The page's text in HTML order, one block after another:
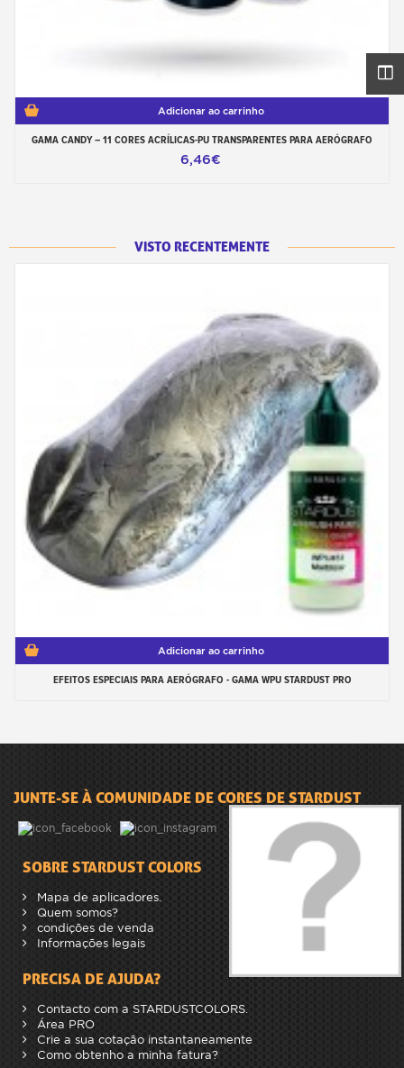
Adicionar ao carrinho
GAMA CANDY – 11 CORES ACRÍLICAS-PU TRANSPARENTES PARA AERÓGRAFO
6,46€
VISTO RECENTEMENTE
Adicionar ao carrinho
EFEITOS ESPECIAIS PARA AERÓGRAFO - GAMA WPU STARDUST PRO
JUNTE-SE À COMUNIDADE DE CORES DE STARDUST
SOBRE STARDUST COLORS
Mapa de aplicadores.
Quem somos?
condições de venda
Informações legais
PRECISA DE AJUDA?
Contacto com a STARDUSTCOLORS.
Área PRO
Crie a sua cotação instantaneamente
Como obtenho a minha fatura?